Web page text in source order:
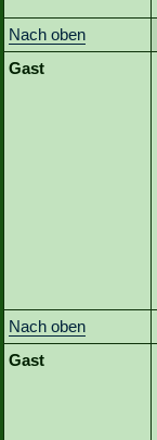
Nach oben
Gast
Nach oben
Gast